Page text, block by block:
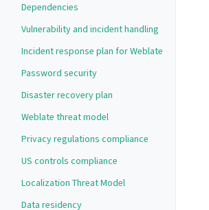
Dependencies
Vulnerability and incident handling
Incident response plan for Weblate
Password security
Disaster recovery plan
Weblate threat model
Privacy regulations compliance
US controls compliance
Localization Threat Model
Data residency